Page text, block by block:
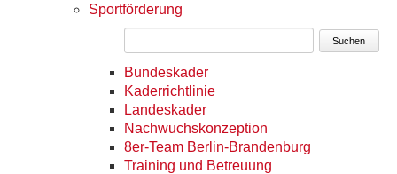
Sportförderung
Suchen
Bundeskader
Kaderrichtlinie
Landeskader
Nachwuchskonzeption
8er-Team Berlin-Brandenburg
Training und Betreuung